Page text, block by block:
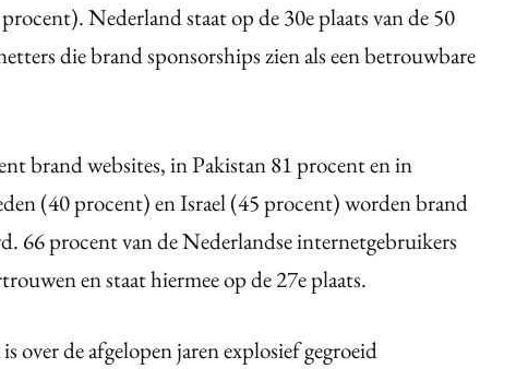
Nederland staat op de 30e plaats van de 50
die brand sponsorships zien als een betrouwbare
brand websites, in Pakistan 81 procent en in
(40 procent) en Israel (45 procent) worden brand
66 procent van de Nederlandse internetgebruikers
en staat hiermee op de 27e plaats.
over de afgelopen jaren explosief gegroeid